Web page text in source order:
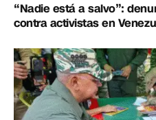
“Nadie está a salvo”:
contra activistas en